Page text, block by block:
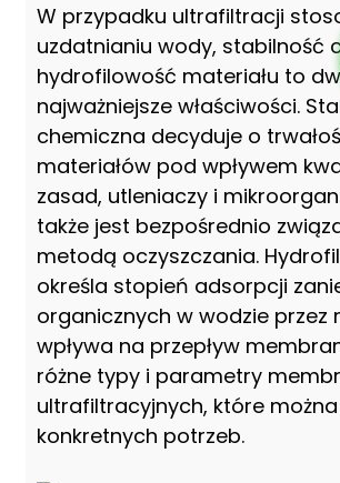
W przypadku ultrafiltracji
uzdatnianiu wody, stabilność
hydrofilowość materiału to
najważniejsze właściwości.
chemiczna decyduje o
materiałów pod wpływem
zasad, utleniaczy i
także jest bezpośrednio
metodą oczyszczania.
określa stopień adsorpcji
organicznych w wodzie przez
wpływa na przepływ
różne typy i parametry
ultrafiltracyjnych, które
konkretnych potrzeb.